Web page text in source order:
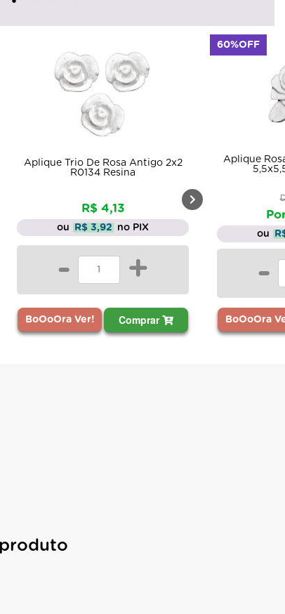
Aplique Trio De Rosa Antigo 2x2
R0134 Resina
R$ 4,13
ou R$ 3,92 no PIX
- +
BoOoOra Ver! Comprar
Aplique
ou
-
BoOoOra
60%OFF